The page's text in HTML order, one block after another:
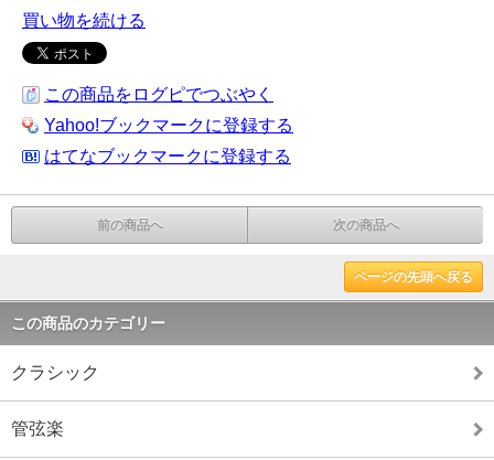
買い物を続ける
この商品をログピでつぶやく
Yahoo!ブックマークに登録する
はてなブックマークに登録する
前の商品へ 次の商品へ
ページの先頭へ戻る
この商品のカテゴリー
クラシック
管弦楽